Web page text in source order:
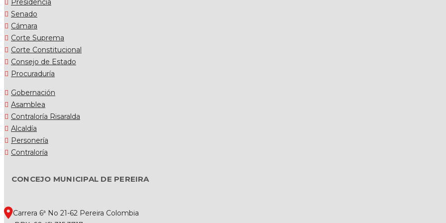
Presidencia
Senado
Cámara
Corte Suprema
Corte Constitucional
Consejo de Estado
Procuraduría
Gobernación
Asamblea
Contraloría Risaralda
Alcaldía
Personería
Contraloría
CONCEJO MUNICIPAL DE PEREIRA
Carrera 6ª No 21-62 Pereira Colombia